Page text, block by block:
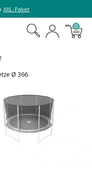
XXL-Paket
0
Ø 366